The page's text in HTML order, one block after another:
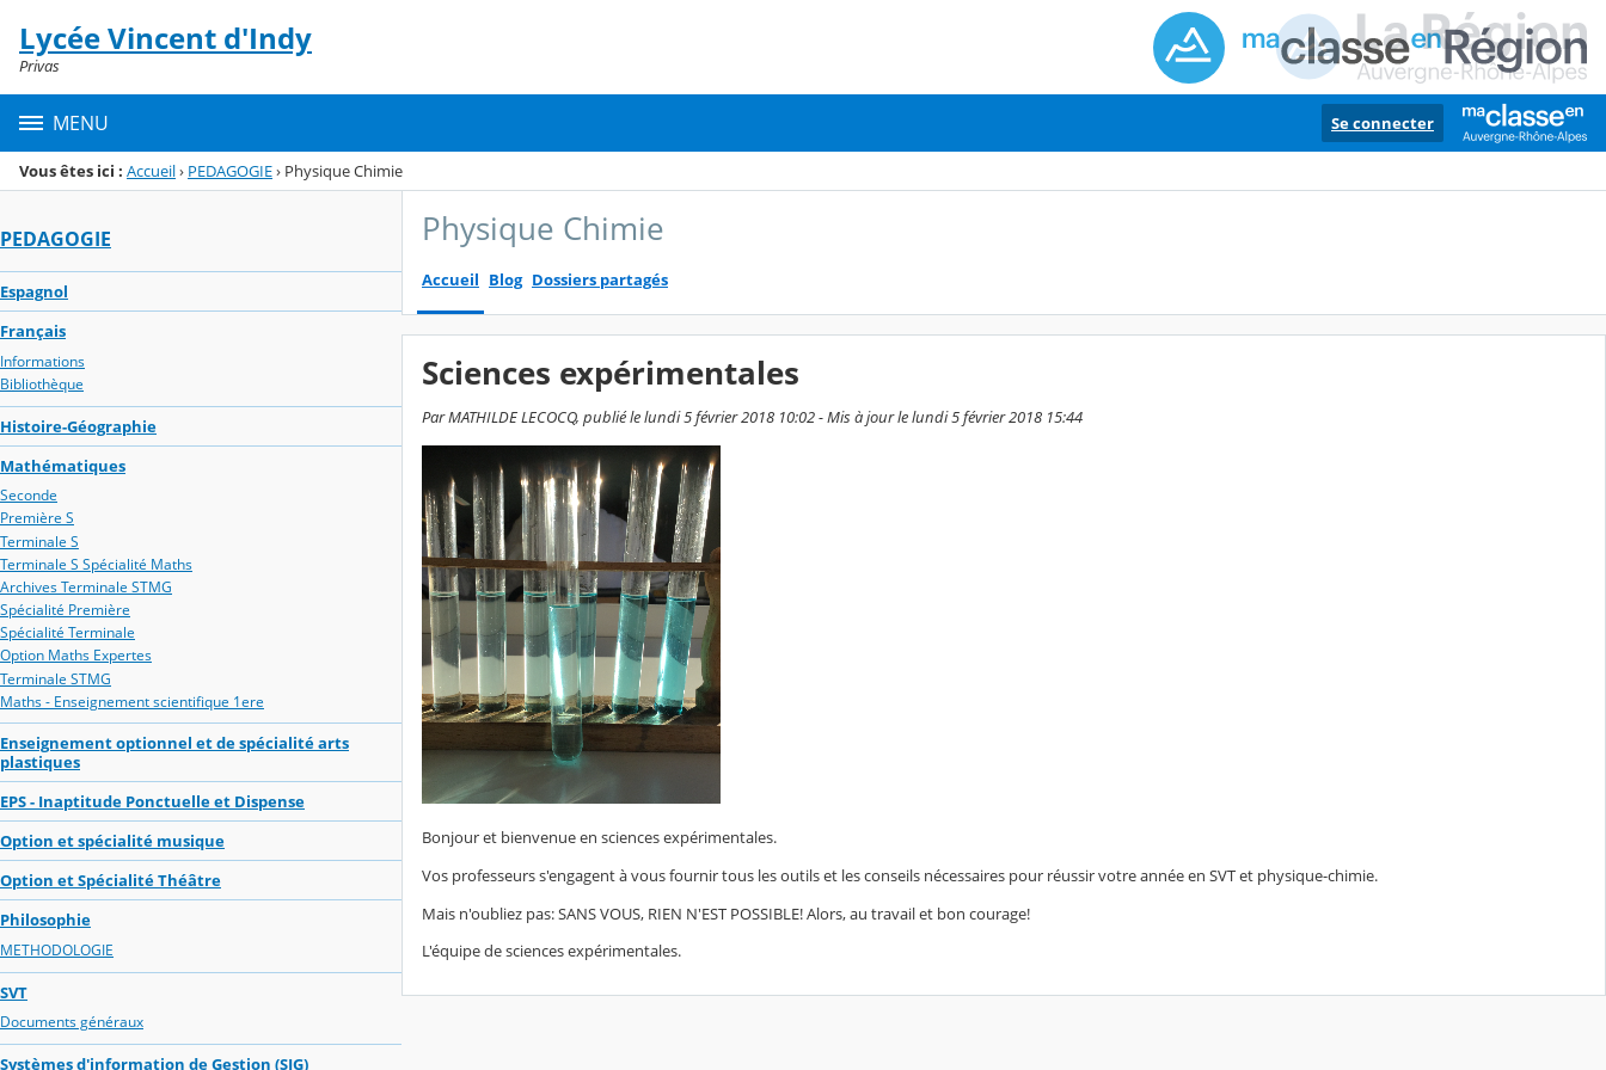
Menu de la rubrique
Contenu
Lycée Vincent d'Indy
Privas
MENU Se connecter
Vous êtes ici : Accueil› PEDAGOGIE› Physique Chimie
PEDAGOGIE
Espagnol
Français
Informations
Bibliothèque
Histoire-Géographie
Mathématiques
Seconde
Première S
Terminale S
Terminale S Spécialité Maths
Archives Terminale STMG
Spécialité Première
Spécialité Terminale
Option Maths Expertes
Terminale STMG
Maths - Enseignement scientifique 1ere
Enseignement optionnel et de spécialité arts
plastiques
EPS - Inaptitude Ponctuelle et Dispense
Option et spécialité musique
Option et Spécialité Théâtre
Philosophie
METHODOLOGIE
SVT
Documents généraux
Systèmes d'information de Gestion (SIG)
Physique Chimie
Accueil Blog Dossiers partagés
Sciences expérimentales
Par MATHILDE LECOCQ, publié le lundi 5 février 2018 10:02 - Mis à jour le lundi 5 février 2018 15:44
Bonjour et bienvenue en sciences expérimentales.
Vos professeurs s'engagent à vous fournir tous les outils et les conseils nécessaires pour réussir votre année en SVT et physique-chimie.
Mais n'oubliez pas: SANS VOUS, RIEN N'EST POSSIBLE! Alors, au travail et bon courage!
L'équipe de sciences expérimentales.